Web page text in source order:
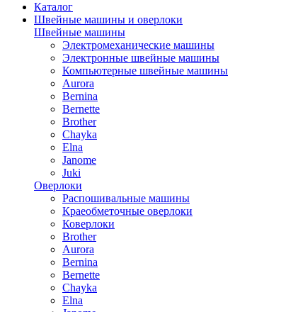
Каталог
Швейные машины и оверлоки
Швейные машины
Электромеханические машины
Электронные швейные машины
Компьютерные швейные машины
Aurora
Bernina
Bernette
Brother
Chayka
Elna
Janome
Juki
Оверлоки
Распошивальные машины
Краеобметочные оверлоки
Коверлоки
Brother
Aurora
Bernina
Bernette
Chayka
Elna